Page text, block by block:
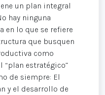
un plan integral
hay ninguna
en lo que se refiere
que busquen
como
“plan estratégico”
de siempre: El
y el desarrollo de